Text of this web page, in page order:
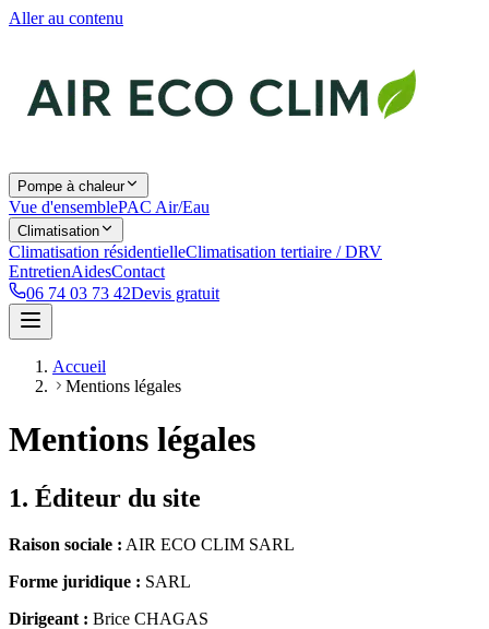
Aller au contenu
Pompe à chaleur
Vue d'ensemblePAC Air/Eau
Climatisation
Climatisation résidentielleClimatisation tertiaire / DRV
EntretienAidesContact
06 74 03 73 42Devis gratuit
Accueil
Mentions légales
Mentions légales
1. Éditeur du site
Raison sociale : AIR ECO CLIM SARL
Forme juridique : SARL
Dirigeant : Brice CHAGAS